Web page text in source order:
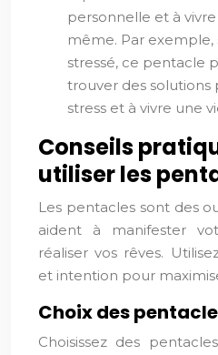
personnelle et à
même. Par exemple,
stressé, ce pentacle
trouver des solutions
stress et à vivre une
Conseils
utiliser les
Les pentacles sont des
aident à manifester
réaliser vos rêves.
et intention pour
Choix des
Choisissez des